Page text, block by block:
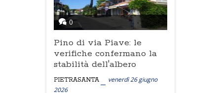
0
Pino di via Piave: le
verifiche confermano la
stabilità dell'albero
PIETRASANTA
venerdì 26 giugno
2026